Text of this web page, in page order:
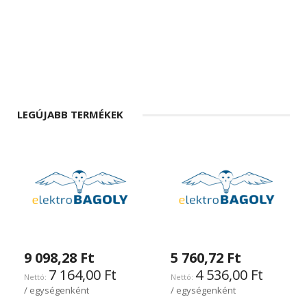
LEGÚJABB TERMÉKEK
9 098,28 Ft
7 164,00 Ft
/ egységenként
5 760,72 Ft
4 536,00 Ft
/ egységenként